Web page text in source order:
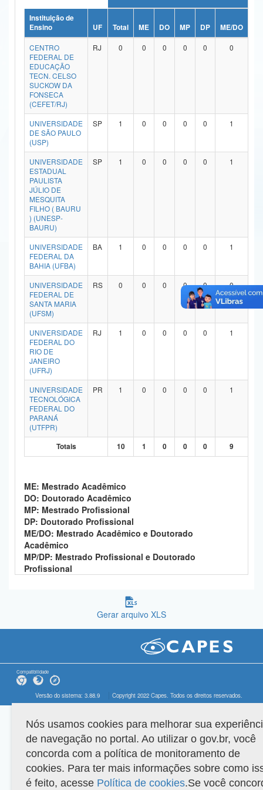
Ministério da Ciência, Tecnologia, Inovações e Comunicações
Ministério do Meio Ambiente
Ministério do Turismo
Ministério do Desenvolvimento Regional
Controladoria-Geral da União
Ministério da Mulher, da Família e dos Direitos Humanos
Secretaria de Governo
Gabinete de Segurança Institucional
Advocacia-Geral da União
Banco Central do Brasil
Instituição de
Ensino
UF Total ME DO MP DP ME/DO
CENTRO
FEDERAL DE
EDUCAÇÃO
TECN. CELSO
SUCKOW DA
FONSECA
(CEFET/RJ)
RJ 0 0 0 0 0 0
UNIVERSIDADE
DE SÃO PAULO
(USP)
SP 1 0 0 0 0 1
UNIVERSIDADE
ESTADUAL
PAULISTA
JÚLIO DE
MESQUITA
FILHO ( BAURU
) (UNESP-
BAURU)
SP 1 0 0 0 0 1
UNIVERSIDADE
FEDERAL DA
BAHIA (UFBA)
BA 1 0 0 0 0 1
UNIVERSIDADE
FEDERAL DE
SANTA MARIA
(UFSM)
RS 0 0 0 0 0 0
UNIVERSIDADE
FEDERAL DO
RIO DE
JANEIRO
(UFRJ)
RJ 1 0 0 0 0 1
UNIVERSIDADE
TECNOLÓGICA
FEDERAL DO
PARANÁ
(UTFPR)
PR 1 0 0 0 0 1
Totais 10 1 0 0 0 9
ME: Mestrado Acadêmico
DO: Doutorado Acadêmico
MP: Mestrado Profissional
DP: Doutorado Profissional
ME/DO: Mestrado Acadêmico e Doutorado
Acadêmico
MP/DP: Mestrado Profissional e Doutorado
Profissional
Gerar arquivo XLS
Compatibilidade
Versão do sistema: 3.88.9 Copyright 2022 Capes. Todos os direitos reservados.
Nós usamos cookies para melhorar sua
de navegação no portal. Ao utilizar o gov.br, você
concorda com a política de monitoramento de
cookies. Para ter mais informações sobre como
é feito, acesse Política de cookies.Se você